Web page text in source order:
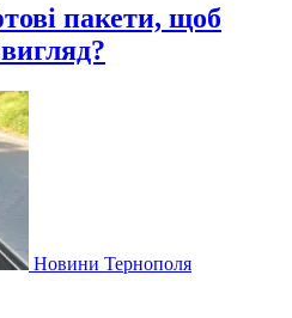
пакети, щоб
Новини Тернополя